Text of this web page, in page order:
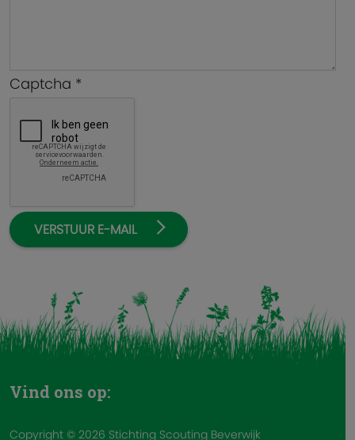
Captcha *
VERSTUUR E-MAIL
Vind ons op:
Copyright © 2026 Stichting Scouting Beverwijk